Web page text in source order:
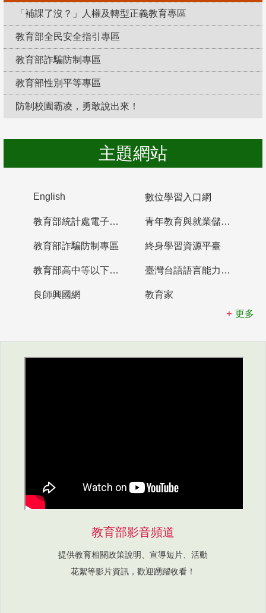
「補課了沒？」人權及轉型正義教育專區
教育部全民安全指引專區
教育部詐騙防制專區
教育部性別平等專區
防制校園霸凌，勇敢說出來！
主題網站
English 數位學習入口網
教育部統計處電子書櫃 青年教育與就業儲蓄帳戶
教育部詐騙防制專區 終身學習資源平臺
教育部高中等以下學校及幼兒園教師資格檢定考試 臺灣台語語言能力認證網站
良師興國網
教育家
更多
教育部影音頻道
提供教育相關政策說明、宣導短片、活動
花絮等影片資訊，歡迎踴躍收看！